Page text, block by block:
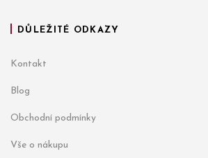
DŮLEŽITÉ ODKAZY
Kontakt
Blog
Obchodní podmínky
Vše o nákupu